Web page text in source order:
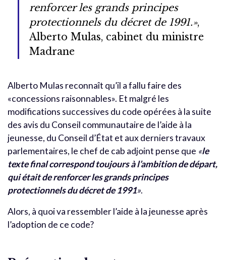
renforcer les grands principes
protectionnels du décret de 1991.»,
Alberto Mulas, cabinet du ministre
Madrane
Alberto Mulas reconnaît qu’il a fallu faire des
«concessions raisonnables». Et malgré les
modifications successives du code opérées à la suite
des avis du Conseil communautaire de l’aide à la
jeunesse, du Conseil d’État et aux derniers travaux
parlementaires, le chef de cab adjoint pense que «le
texte final correspond toujours à l’ambition de départ,
qui était de renforcer les grands principes
protectionnels du décret de 1991».
Alors, à quoi va ressembler l’aide à la jeunesse après
l’adoption de ce code?